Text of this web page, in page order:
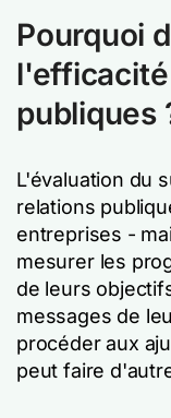
Pourquoi
publiques
L'évaluation du
relations
entreprises -
mesurer les
de leurs
messages de
procéder aux
peut faire